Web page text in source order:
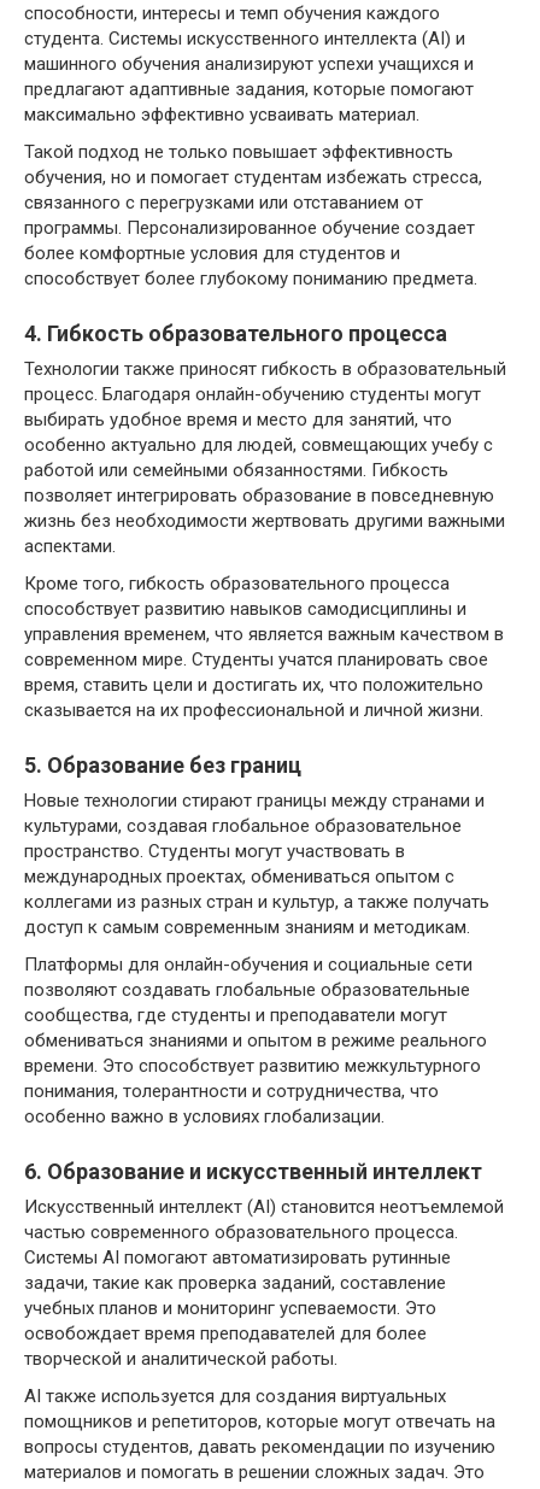
способности, интересы и темп обучения каждого
студента. Системы искусственного интеллекта (AI) и
машинного обучения анализируют успехи учащихся и
предлагают адаптивные задания, которые помогают
максимально эффективно усваивать материал.
Такой подход не только повышает эффективность
обучения, но и помогает студентам избежать стресса,
связанного с перегрузками или отставанием от
программы. Персонализированное обучение создает
более комфортные условия для студентов и
способствует более глубокому пониманию предмета.
4. Гибкость образовательного процесса
Технологии также приносят гибкость в образовательный
процесс. Благодаря онлайн-обучению студенты могут
выбирать удобное время и место для занятий, что
особенно актуально для людей, совмещающих учебу с
работой или семейными обязанностями. Гибкость
позволяет интегрировать образование в повседневную
жизнь без необходимости жертвовать другими важными
аспектами.
Кроме того, гибкость образовательного процесса
способствует развитию навыков самодисциплины и
управления временем, что является важным качеством в
современном мире. Студенты учатся планировать свое
время, ставить цели и достигать их, что положительно
сказывается на их профессиональной и личной жизни.
5. Образование без границ
Новые технологии стирают границы между странами и
культурами, создавая глобальное образовательное
пространство. Студенты могут участвовать в
международных проектах, обмениваться опытом с
коллегами из разных стран и культур, а также получать
доступ к самым современным знаниям и методикам.
Платформы для онлайн-обучения и социальные сети
позволяют создавать глобальные образовательные
сообщества, где студенты и преподаватели могут
обмениваться знаниями и опытом в режиме реального
времени. Это способствует развитию межкультурного
понимания, толерантности и сотрудничества, что
особенно важно в условиях глобализации.
6. Образование и искусственный интеллект
Искусственный интеллект (AI) становится неотъемлемой
частью современного образовательного процесса.
Системы AI помогают автоматизировать рутинные
задачи, такие как проверка заданий, составление
учебных планов и мониторинг успеваемости. Это
освобождает время преподавателей для более
творческой и аналитической работы.
AI также используется для создания виртуальных
помощников и репетиторов, которые могут отвечать на
вопросы студентов, давать рекомендации по изучению
материалов и помогать в решении сложных задач. Это